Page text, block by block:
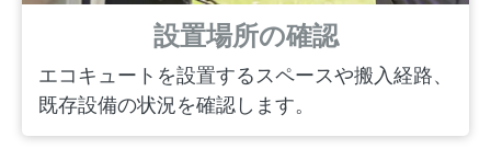
設置場所の確認
エコキュートを設置するスペースや搬入経路、
既存設備の状況を確認します。